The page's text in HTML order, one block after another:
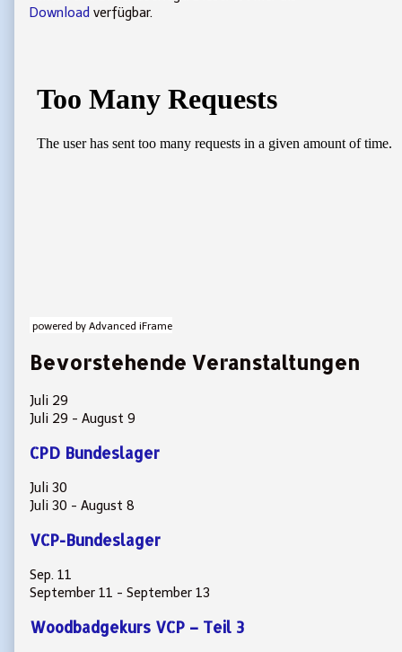
Download verfügbar.
Sidebar
powered by Advanced iFrame
Bevorstehende Veranstaltungen
Juli 29
Juli 29 - August 9
CPD Bundeslager
Juli 30
Juli 30 - August 8
VCP-Bundeslager
Sep. 11
September 11 - September 13
Woodbadgekurs VCP – Teil 3